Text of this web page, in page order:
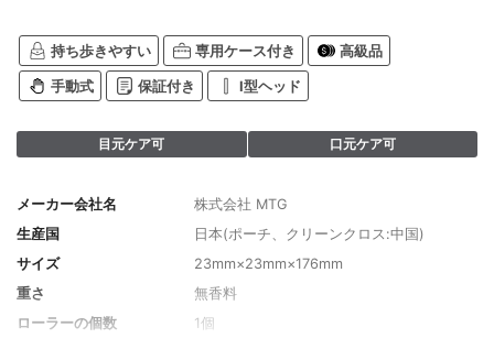
持ち歩きやすい 専用ケース付き 高級品
手動式 保証付き I型ヘッド
目元ケア可 口元ケア可
メーカー会社名
株式会社 MTG
生産国
日本(ポーチ、クリーンクロス:中国)
サイズ
23mm×23mm×176mm
重さ
無香料
ローラーの個数
1個